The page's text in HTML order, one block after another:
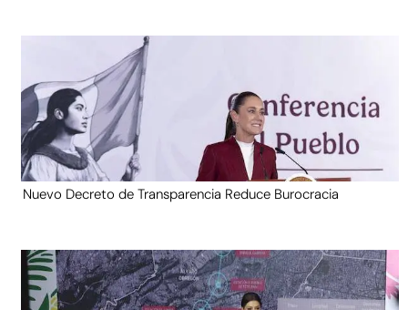
Nuevo Decreto de Transparencia Reduce Burocracia